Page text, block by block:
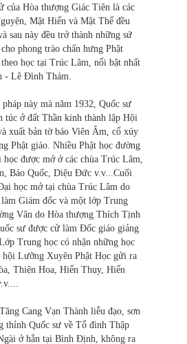
của Hòa thượng Giác Tiên là các
Mật Hiển và Mật Thể đều
sau này đều trở thành những sứ
phong trào chấn hưng Phật
học tại Trúc Lâm, nổi bật nhất
- Lê Đình Thám.
này mà năm 1932, Quốc sư
túc ở đất Thần kinh thành lập Hội
xuất bản tờ báo Viên Âm, cổ xúy
Phật giáo. Nhiều Phật học đường
được mở ở các chùa Trúc Lâm,
Báo Quốc, Diệu Đức v.v...Cuối
học mở tại chùa Trúc Lâm do
Giám đốc và một lớp Trung
Vân do Hòa thượng Thích Tịnh
sư được cử làm Đốc giáo giảng
Trung học có nhận những học
hội Lưỡng Xuyên Phật Học gửi ra
Thiện Hoa, Hiển Thụy, Hiển
Cang Vạn Thành liễu đạo, sơn
thỉnh Quốc sư về Tổ đình Thập
ở hẳn tại Bình Định, không ra